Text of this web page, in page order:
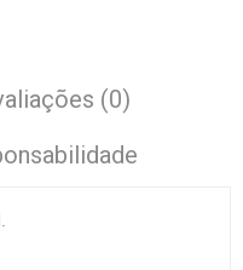
(0)